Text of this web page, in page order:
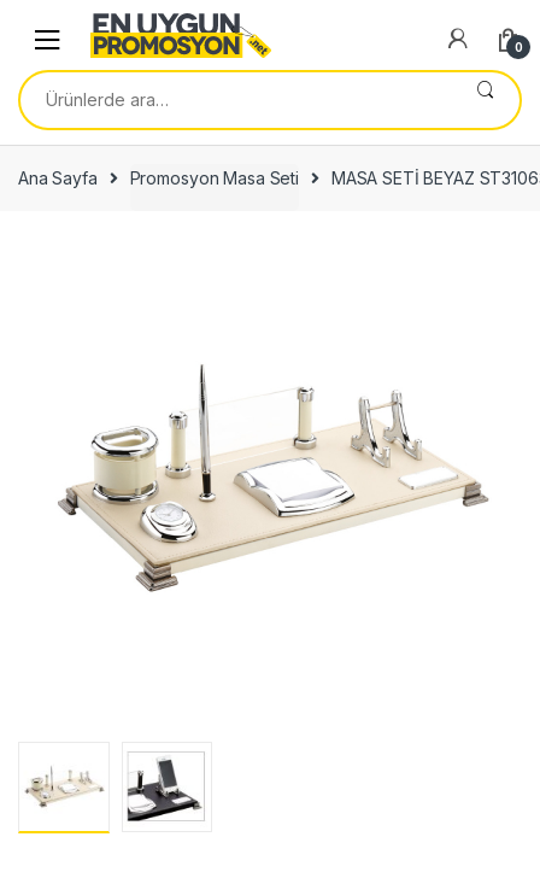
navigation
content
0
Ara:
Ana Sayfa Promosyon Masa Seti MASA SETİ BEYAZ